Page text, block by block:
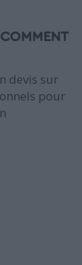
devis sur
pour